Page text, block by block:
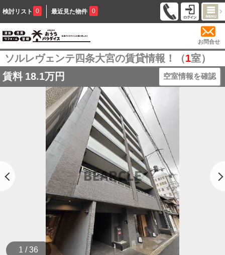
検討リスト 0 最近見た物件 0
お問合せ
ソルレヴェンテ四条大宮の賃貸情報！（1室）
賃料 18.1万円 空室情報を確認
1 / 36